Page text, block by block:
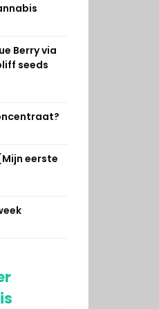
Berry via
seeds
eerste